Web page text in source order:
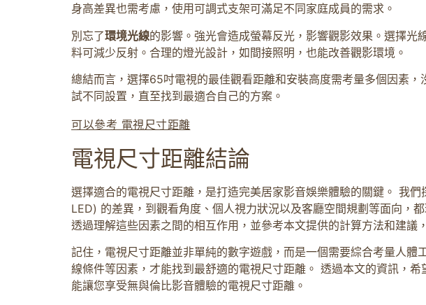
身高差異也需考慮，使用可調式支架可滿足不同家庭成員的需求。
別忘了環境光線的影響。強光會造成螢幕反光，影響觀影效果。選擇
料可減少反射。合理的燈光設計，如間接照明，也能改善觀影環境。
總結而言，選擇65吋電視的最佳觀看距離和安裝高度需考量多個因素
試不同設置，直至找到最適合自己的方案。
可以參考 電視尺寸距離
電視尺寸距離結論
選擇適合的電視尺寸距離，是打造完美居家影音娛樂體驗的關鍵。 我
LED) 的差異，到觀看角度、個人視力狀況以及客廳空間規劃等面向，
透過理解這些因素之間的相互作用，並參考本文提供的計算方法和建
記住，電視尺寸距離並非單純的數字遊戲，而是一個需要綜合考量人
線條件等因素，才能找到最舒適的電視尺寸距離。 透過本文的資訊，
能讓您享受無與倫比影音體驗的電視尺寸距離。